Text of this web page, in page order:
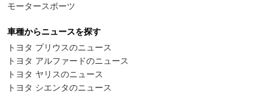
モータースポーツ
車種からニュースを探す
トヨタ プリウスのニュース
トヨタ アルファードのニュース
トヨタ ヤリスのニュース
トヨタ シエンタのニュース